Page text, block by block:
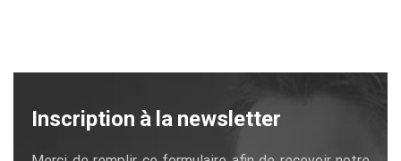
Inscription à la newsletter